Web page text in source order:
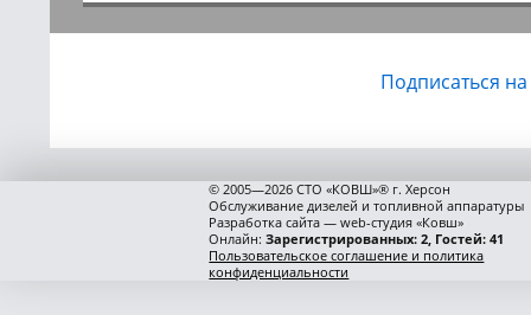
Подписаться
© 2005—2026 СТО «КОВШ»® г. Херсон
Обслуживание дизелей и топливной аппаратуры
Разработка сайта — web-студия «Ковш»
Онлайн:Зарегистрированных: 2, Гостей: 41
Пользовательское соглашение и политика
конфиденциальности